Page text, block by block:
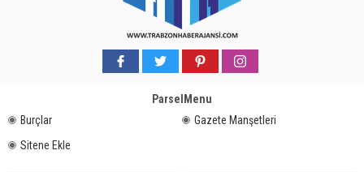
ParselMenu
Burçlar
Gazete Manşetleri
Sitene Ekle